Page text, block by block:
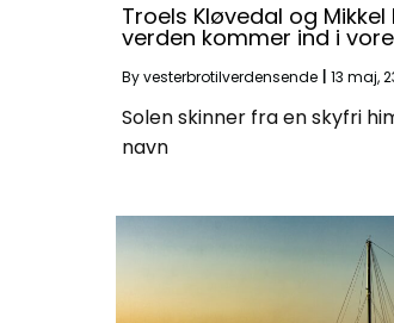
Troels Kløvedal og Mikkel
verden kommer ind i
Byvesterbrotilverdensende 13 maj,
Solen skinner fra en skyfri
navn